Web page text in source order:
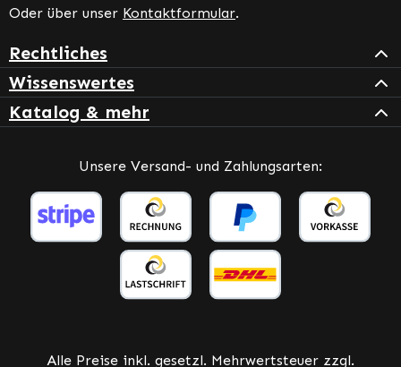
Oder über unser Kontaktformular.
Rechtliches
Wissenswertes
Katalog & mehr
Unsere Versand- und Zahlungsarten:
Alle Preise inkl. gesetzl. Mehrwertsteuer zzgl.